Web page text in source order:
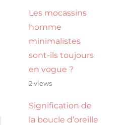
Les mocassins
homme
minimalistes
sont-ils toujours
en vogue ?
2 views
Signification de
la boucle d’oreille